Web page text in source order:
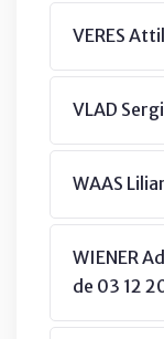
VERES
VLAD
WAAS
WIENER
de 03 12